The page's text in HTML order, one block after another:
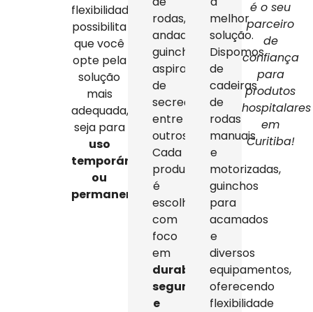
flexibilidade
possibilita
que você
opte pela
solução
mais
adequada,
seja para
uso
temporário
ou
permanente
rodas,
andadores,
guinchos,
aspiradores
de
secreção,
entre
outros.
Cada
produto
é
escolhido
com
foco
em
durabilidade,
segurança
e
melhor
solução.
Dispomos
de
cadeiras
de
rodas
manuais
e
motorizadas,
guinchos
para
acamados
e
diversos
equipamentos,
oferecendo
flexibilidade
é o seu
parceiro
de
confiança
para
produtos
hospitalares
em
Curitiba!